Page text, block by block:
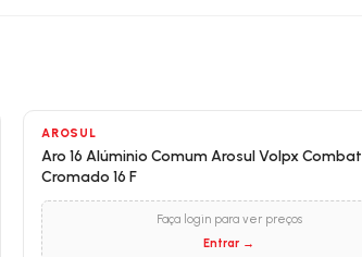
AROSUL
Aro 16 Alúminio Comum Arosul Volpx Combat
Cromado 16 F
Faça login para ver preços
Entrar →